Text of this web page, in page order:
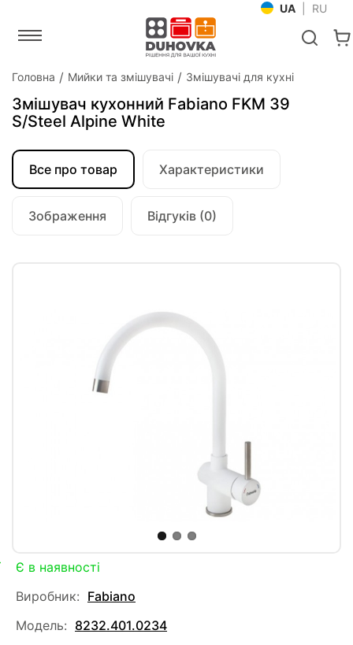
UA RU
Головна Мийки та змішувачі Змішувачі для кухні
Змішувач кухонний Fabiano FKM 39
S/Steel Alpine White
Все про товар Характеристики
Зображення Відгуків (0)
Є в наявності
Виробник: Fabiano
Модель: 8232.401.0234